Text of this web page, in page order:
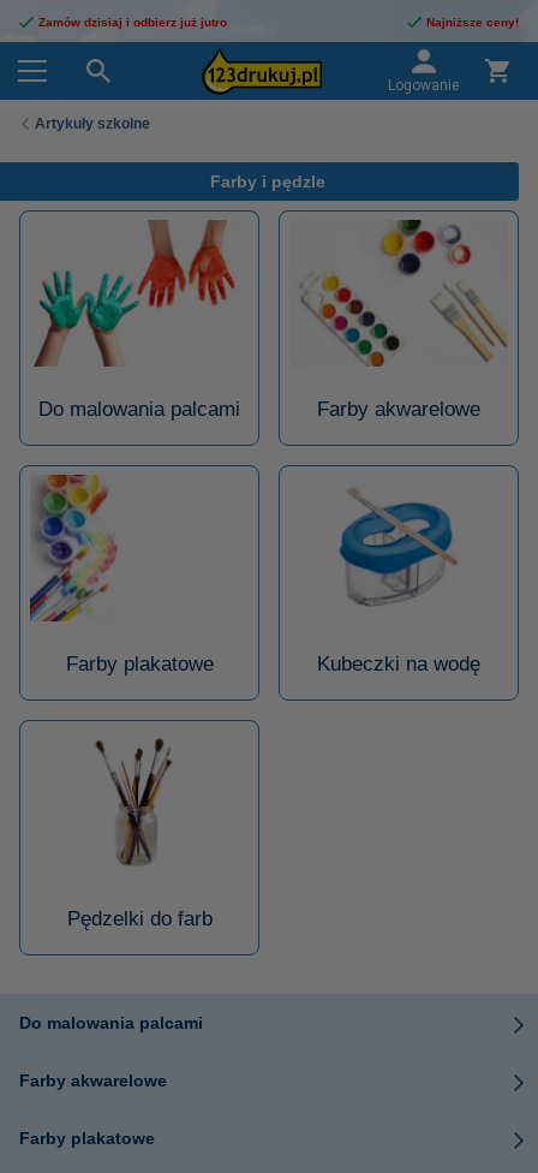
Zamów dzisiaj i odbierz już jutro Najniższe ceny!
Logowanie
Artykuły szkolne
Farby i pędzle
Do malowania palcami Farby akwarelowe
Farby plakatowe Kubeczki na wodę
Pędzelki do farb
Do malowania palcami
Farby akwarelowe
Farby plakatowe